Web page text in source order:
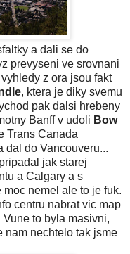
a dali se do
prevyseni ve srovnani
z ora jsou fakt
, ktera je diky svemu
pak dalsi hrebeny
Banff v udoli Bow
Trans Canada
dal do Vancouveru...
jak starej
a Calgary a s
nemel ale to je fuk.
centru nabrat vic map
to byla masivni,
nam nechtelo tak jsme